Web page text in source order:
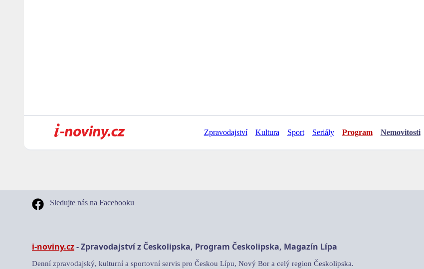
Zpravodajství Kultura Sport Seriály Program Nemovitosti
Sledujte nás na Facebooku
i-noviny.cz- Zpravodajství z Českolipska, Program Českolipska, Magazín Lípa
Denní zpravodajský, kulturní a sportovní servis pro Českou Lípu, Nový Bor a celý region Českolipska.